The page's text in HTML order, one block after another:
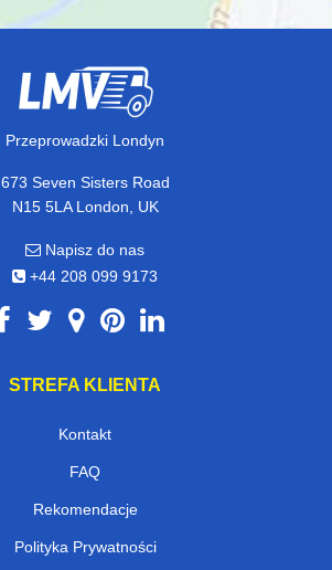
Przeprowadzki Londyn
673 Seven Sisters Road
N15 5LA London, UK
Napisz do nas
+44 208 099 9173
STREFA KLIENTA
Kontakt
FAQ
Rekomendacje
Polityka Prywatności